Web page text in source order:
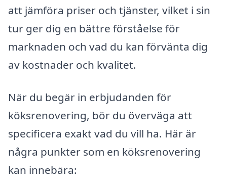
att jämföra priser och tjänster, vilket i sin
tur ger dig en bättre förståelse för
marknaden och vad du kan förvänta dig
av kostnader och kvalitet.
När du begär in erbjudanden för
köksrenovering, bör du överväga att
specificera exakt vad du vill ha. Här är
några punkter som en köksrenovering
kan innebära: